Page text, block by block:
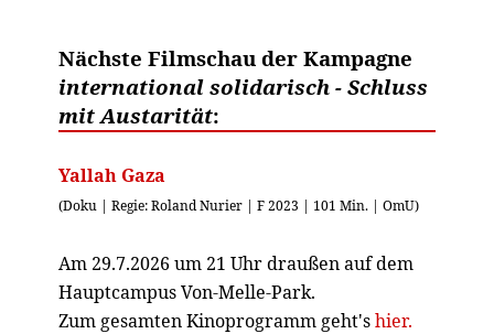
Nächste Filmschau der Kampagne
international solidarisch - Schluss
mit Austarität:
Yallah Gaza
(Doku | Regie: Roland Nurier | F 2023 | 101 Min. | OmU)
Am 29.7.2026 um 21 Uhr draußen auf dem
Hauptcampus Von-Melle-Park.
Zum gesamten Kinoprogramm geht'shier.